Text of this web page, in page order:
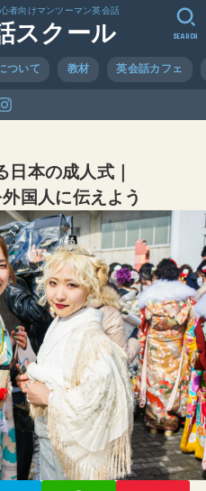
者向けマンツーマン英会話
スクール
ついて 教材 英会話カフェ
SEARCH
本の成人式｜
国人に伝えよう